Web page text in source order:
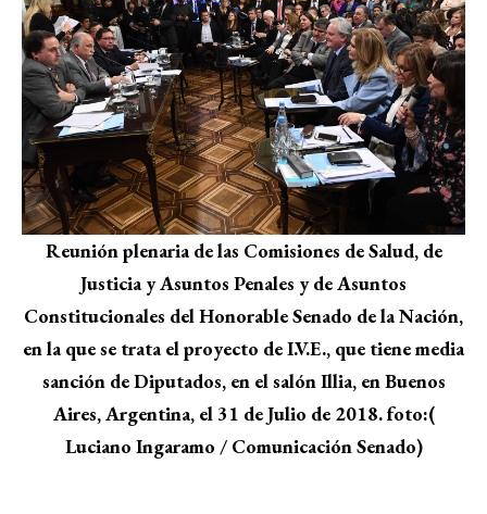
Reunión plenaria de las Comisiones de Salud, de
Justicia y Asuntos Penales y de Asuntos
Constitucionales del Honorable Senado de la Nación,
en la que se trata el proyecto de I.V.E., que tiene media
sanción de Diputados, en el salón Illia, en Buenos
Aires, Argentina, el 31 de Julio de 2018. foto:(
Luciano Ingaramo / Comunicación Senado)